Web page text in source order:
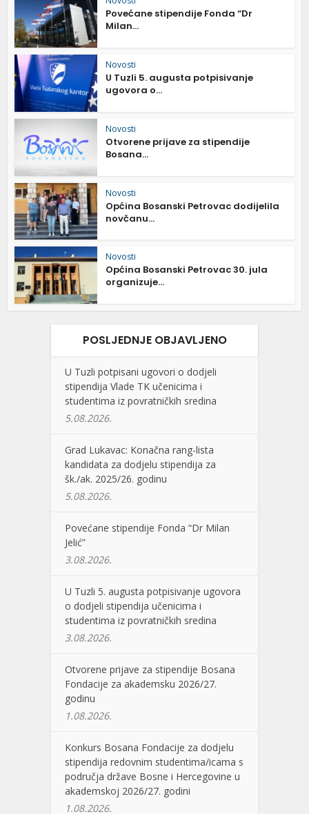
Povećane stipendije Fonda “Dr
Milan...
Novosti
U Tuzli 5. augusta potpisivanje
ugovora o...
Novosti
Otvorene prijave za stipendije
Bosana...
Novosti
Općina Bosanski Petrovac dodijelila
novčanu...
Novosti
Općina Bosanski Petrovac 30. jula
organizuje...
POSLJEDNJE OBJAVLJENO
U Tuzli potpisani ugovori o dodjeli
stipendija Vlade TK učenicima i
studentima iz povratničkih sredina
5.08.2026.
Grad Lukavac: Konačna rang-lista
kandidata za dodjelu stipendija za
šk./ak. 2025/26. godinu
5.08.2026.
Povećane stipendije Fonda “Dr Milan
Jelić”
3.08.2026.
U Tuzli 5. augusta potpisivanje ugovora
o dodjeli stipendija učenicima i
studentima iz povratničkih sredina
3.08.2026.
Otvorene prijave za stipendije Bosana
Fondacije za akademsku 2026/27.
godinu
1.08.2026.
Konkurs Bosana Fondacije za dodjelu
stipendija redovnim studentima/icama s
područja države Bosne i Hercegovine u
akademskoj 2026/27. godini
1.08.2026.